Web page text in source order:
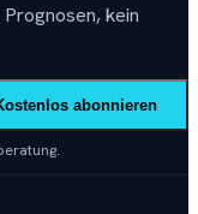
kein
abonnieren